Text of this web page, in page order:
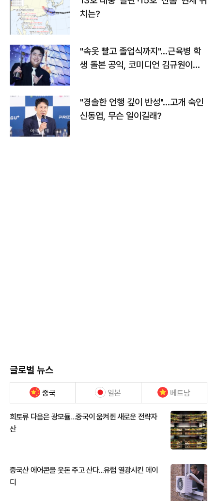
치는?
"속옷 빨고 졸업식까지"…근육병 학
생 돌본 공익, 코미디언 김규원이었
"경솔한 언행 깊이 반성"…고개 숙인
신동엽, 무슨 일이길래?
글로벌 뉴스
중국 일본 베트남
희토류 다음은 광모듈…중국이 움켜쥔 새로운 전략자
산
중국산 에어콘을 웃돈 주고 산다...유럽 열광시킨 메이
디